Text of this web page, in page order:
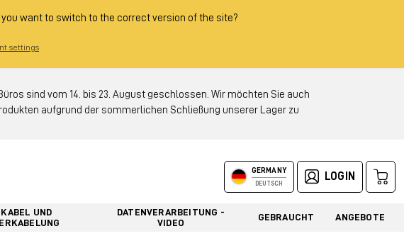
want to switch to the correct version of the site?
settings
Büros sind vom 14. bis 23. August geschlossen. Wir möchten Sie auch
aufgrund der sommerlichen Schließung unserer Lager zu
GERMANY
DEUTSCH
LOGIN
KABEL UND
DATENVERARBEITUNG -
VIDEO
GEBRAUCHT ANGEBOTE